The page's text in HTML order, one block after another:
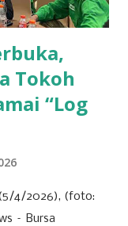
dengan ...
Tokoh
“Log
(5/4/2026), (foto:
– Bursa